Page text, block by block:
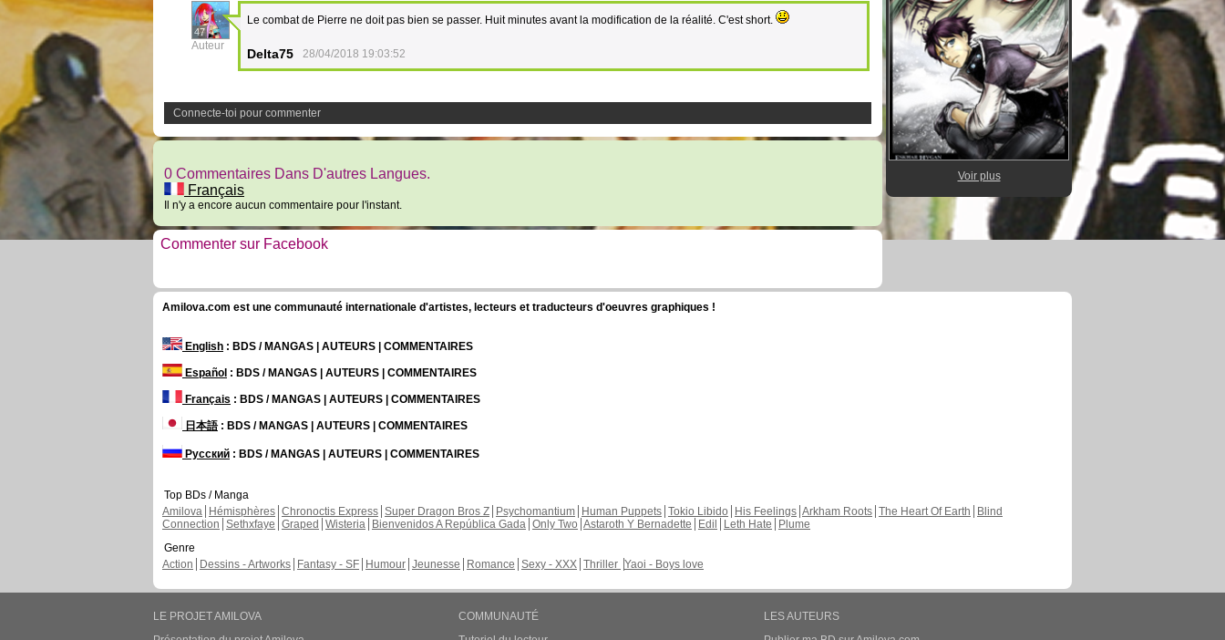
47
Auteur
Le combat de Pierre ne doit pas bien se passer. Huit minutes avant la modification de la réalité. C'est short.
Delta75 28/04/2018 19:03:52
Connecte-toi pour commenter
0 Commentaires Dans D'autres Langues.
Français
Il n'y a encore aucun commentaire pour l'instant.
Commenter sur Facebook
Voir plus
Amilova.com est une communauté internationale d'artistes, lecteurs et traducteurs d'oeuvres graphiques !
English : BDS / MANGAS | AUTEURS | COMMENTAIRES
Español : BDS / MANGAS | AUTEURS | COMMENTAIRES
Français : BDS / MANGAS | AUTEURS | COMMENTAIRES
日本語: BDS / MANGAS | AUTEURS | COMMENTAIRES
Русский : BDS / MANGAS | AUTEURS | COMMENTAIRES
Top BDs / Manga
Amilova
Hémisphères Chronoctis Express Super Dragon Bros Z Psychomantium Human Puppets Tokio Libido His Feelings Arkham Roots The Heart Of Earth
Blind
Connection Sethxfaye Graped Wisteria Bienvenidos A República Gada Only Two Astaroth Y Bernadette Edil Leth Hate
Plume
Genre
Action
Dessins - Artworks Fantasy - SF Humour Jeunesse Romance Sexy - XXX Thriller Yaoi - Boys love
LE PROJET AMILOVA
COMMUNAUTÉ
LES AUTEURS